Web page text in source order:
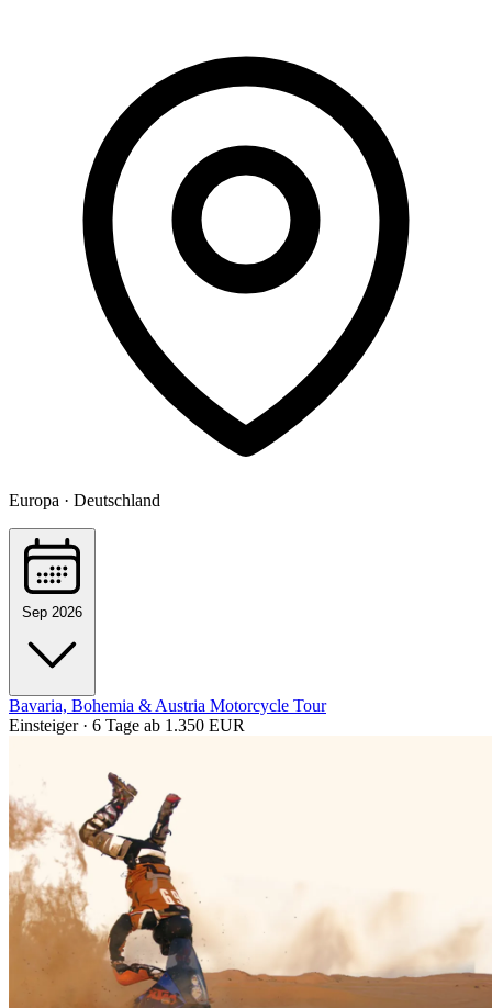
Europa · Deutschland
Sep 2026
Bavaria, Bohemia & Austria Motorcycle Tour
Einsteiger · 6 Tage ab 1.350 EUR